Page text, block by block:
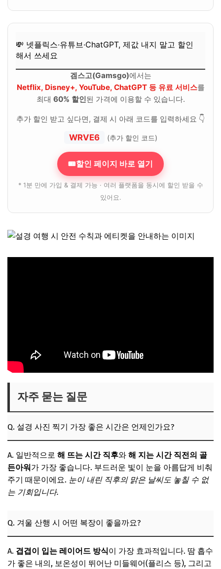
💸 넷플릭스·유튜브·ChatGPT, 제값 내지 말고 할인
해서 쓰세요
겜스고(Gamsgo)에서는
Netflix, Disney+, YouTube, ChatGPT 등 유료 서비스를
최대 60% 할인된 가격에 이용할 수 있습니다.
추가 할인 받고 싶다면, 결제 시 아래 코드를 입력하세요 👇
WRVE6 (추가 할인 코드)
🎟할인 페이지 바로 열기
* 1분 만에 가입 & 결제 가능 · 여러 플랫폼을 동시에 할인 받을 수
있어요.
자주 묻는 질문
Q. 설경 사진 찍기 가장 좋은 시간은 언제인가요?
A. 일반적으로 해 뜨는 시간 직후와 해 지는 시간 직전의 골
든아워 가 가장 좋습니다. 부드러운 빛이 눈을 아름답게 비춰
주기 때문이에요. 눈이 내린 직후의 맑은 날씨도 놓칠 수 없
는 기회입니다.
Q. 겨울 산행 시 어떤 복장이 좋을까요?
A. 겹겹이 입는 레이어드 방식이 가장 효과적입니다. 땀 흡수
가 좋은 내의, 보온성이 뛰어난 미들웨어(플리스 등), 그리고